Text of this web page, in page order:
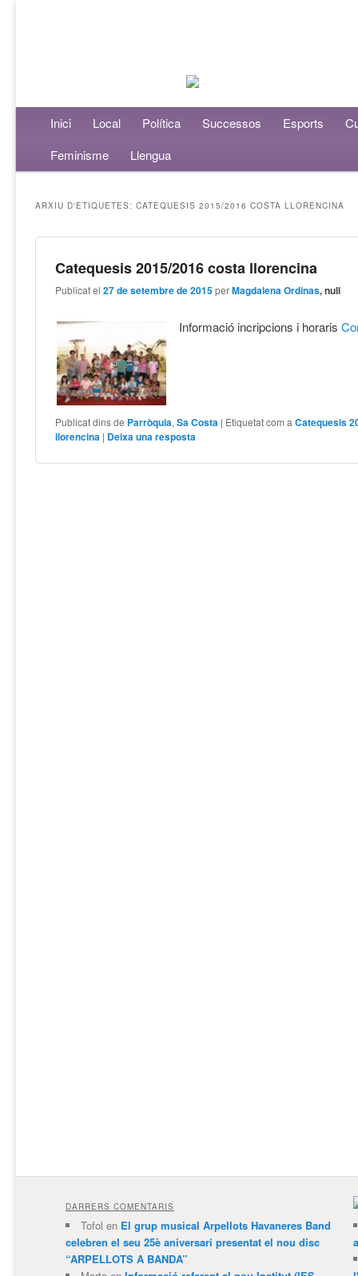
Menú principalAneu al contingut principal
Aneu al contingut secundari
Inici Local Política Successos Esports
Feminisme
Llengua
ARXIU D'ETIQUETES:CATEQUESIS 2015/2016 COSTA LLORENCINA
Catequesis 2015/2016 costa llorencina
Publicat el27 de setembre de 2015 perMagdalena Ordinas, null
Informació incripcions i horaris
Publicat dins de Parròquia,Sa Costa | Etiquetat com a Catequesis
llorencina | Deixa una resposta
DARRERS COMENTARIS
Tofol en El grup musical Arpellots Havaneres Band
celebren el seu 25è aniversari presentat el nou disc
“ARPELLOTS A BANDA”